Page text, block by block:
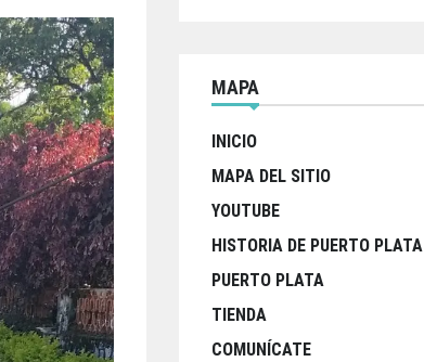
MAPA
INICIO
MAPA DEL SITIO
YOUTUBE
HISTORIA DE PUERTO PLATA
PUERTO PLATA
TIENDA
COMUNÍCATE